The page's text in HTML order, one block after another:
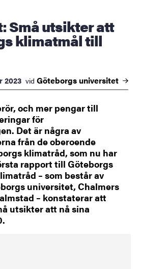
klimatmål till
2023 vid Göteborgs universitet
och mer pengar till
för
Det är några av
från de oberoende
klimatråd, som nu har
rapport till Göteborgs
– som består av
universitet, Chalmers
– konstaterar att
utsikter att nå sina